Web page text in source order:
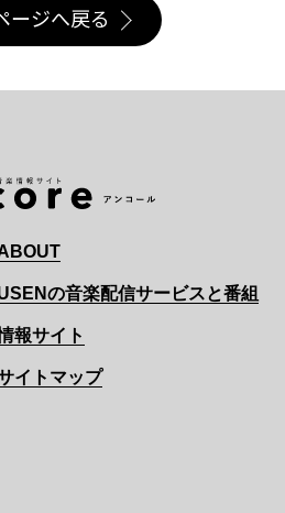
ージへ戻る
の音楽配信サービスと番組
報サイト
イトマップ